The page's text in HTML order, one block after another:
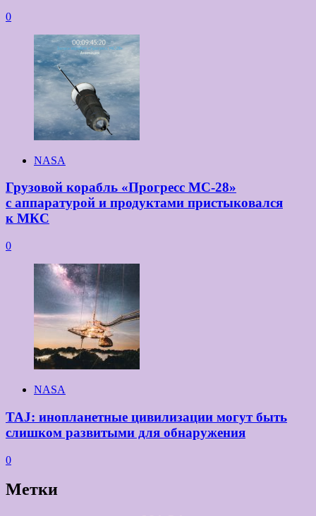
0
NASA
Грузовой корабль «Прогресс МС-28»
с аппаратурой и продуктами пристыковался
к МКС
0
NASA
TAJ: инопланетные цивилизации могут быть
слишком развитыми для обнаружения
0
Метки